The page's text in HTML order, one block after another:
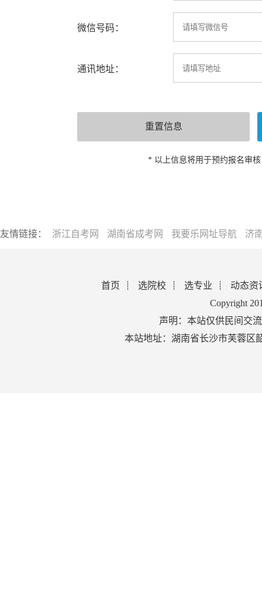
微信号码：
通讯地址：
* 以上信息将用于预约报名审
友情链接： 浙江自考网 湖南省成考网 我要乐网址导航 济
首页 选院校 选专业
动态资
Copyright
声明：本站仅供民间交
本站地址：湖南省长沙市芙蓉区